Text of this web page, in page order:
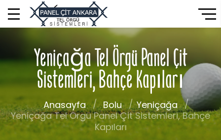
Yeniçağa Tel Örgü Panel Çit
Sistemleri, Bahçe Kapıları
Anasayfa Bolu
Yeniçağa
Yeniçağa Tel Örgü Panel Çit Sistemleri, Bahçe
Kapıları